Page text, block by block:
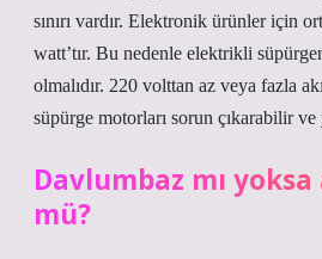
sınırı vardır. Elektronik ürünler için
watt’tır. Bu nedenle elektrikli
olmalıdır. 220 volttan az veya fazla
süpürge motorları sorun çıkarabilir
Davlumbaz mı
mü?